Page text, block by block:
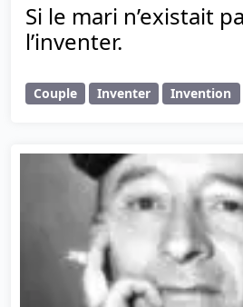
Si le mari n’existait
l’inventer.
Couple Inventer Invention